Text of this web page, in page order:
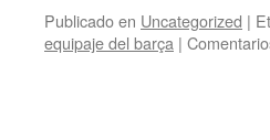
Publicado en Uncategorized |
equipaje del barça |